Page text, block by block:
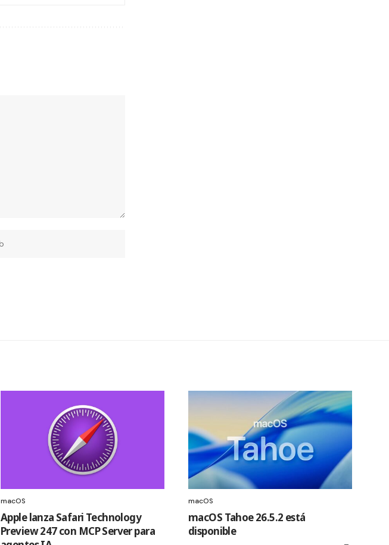
macOS
Apple lanza Safari Technology
Preview 247 con MCP Server para
macOS
macOS Tahoe 26.5.2 está
disponible